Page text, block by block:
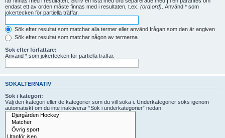
endast ett av orden måste finnas med i resultaten, t.ex. (ord|ord) . Använd * som
jokertecken för partiella träffar.
Sök efter resultat som matchar alla termer eller använd frågan som den är angiven
Sök efter resultat som matchar någon av termerna
Sök efter författare:
Använd * som jokertecken för partiella träffar.
SÖKALTERNATIV
Sök i kategori:
Välj den kategori eller de kategorier som du vill söka i. Underkategorier söks igenom
automatiskt om du inte inaktiverar “Sök i underkategorier” nedan.